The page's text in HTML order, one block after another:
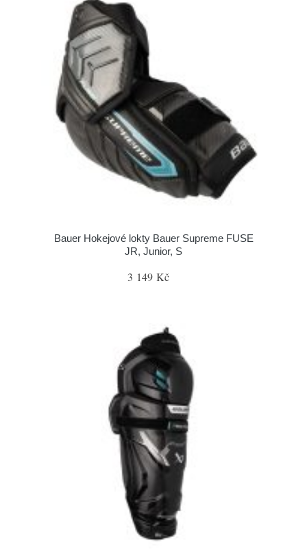
Bauer Hokejové lokty Bauer Supreme FUSE
JR, Junior, S
3 149 Kč